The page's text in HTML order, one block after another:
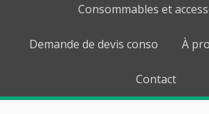
Consommables et
Demande de devis conso À
Contact